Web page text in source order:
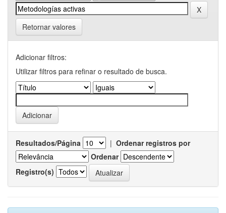
Retornar valores
Adicionar filtros:
Utilizar filtros para refinar o resultado de busca.
Resultados/Página | Ordenar registros por
Ordenar
Registro(s)